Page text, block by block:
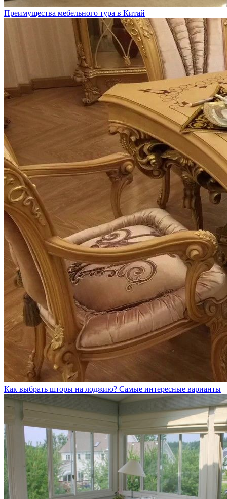
Преимущества мебельного тура в Китай
Как выбрать шторы на лоджию? Самые интересные варианты